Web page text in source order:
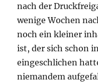
nach der
wenige Wochen
noch ein kleiner
ist, der sich schon
eingeschlichen
niemandem